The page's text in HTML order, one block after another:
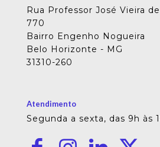
Rua Professor José Vieira
770
Bairro Engenho Nogueira
Belo Horizonte - MG
31310-260
Atendimento
Segunda a sexta, das 9h às